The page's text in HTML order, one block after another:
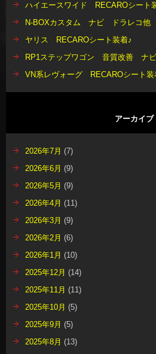
ハイエースワイド RECAROシート
N-BOXカスタム ナビ ドラレコ他
ヤリス RECAROシート装着♪
RP1ステップワゴン 音質改善 ナ
VN系レヴォーグ RECAROシート装
アーカイブ
2026年7月 (7)
2026年6月 (9)
2026年5月 (9)
2026年4月 (11)
2026年3月 (9)
2026年2月 (6)
2026年1月 (10)
2025年12月 (14)
2025年11月 (11)
2025年10月 (5)
2025年9月 (5)
2025年8月 (13)